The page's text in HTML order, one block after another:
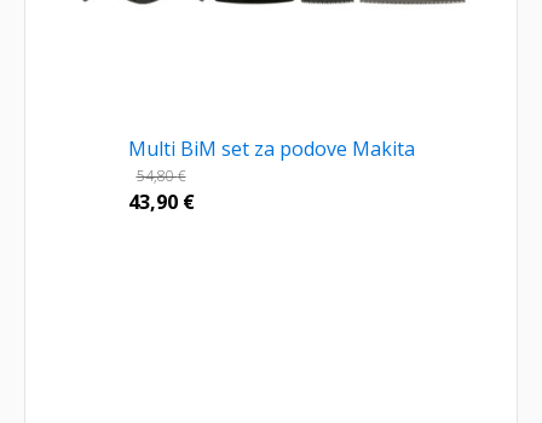
Multi BiM set za podove Makita
54,80€
43,90 €